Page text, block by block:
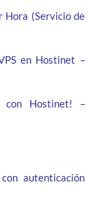
Hora (Servicio de
en Hostinet –
con Hostinet! –
autenticación